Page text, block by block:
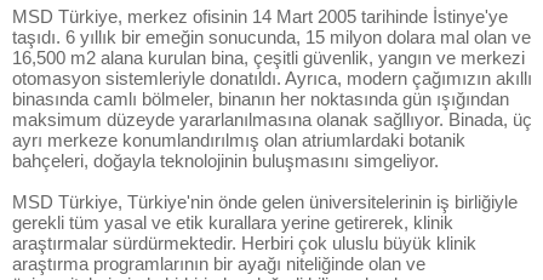
MSD Türkiye, merkez ofisinin 14 Mart 2005 tarihinde İstinye'ye
taşıdı. 6 yıllık bir emeğin sonucunda, 15 milyon dolara mal olan ve
16,500 m2 alana kurulan bina, çeşitli güvenlik, yangın ve merkezi
otomasyon sistemleriyle donatıldı. Ayrıca, modern çağımızın akıllı
binasında camlı bölmeler, binanın her noktasında gün ışığından
maksimum düzeyde yararlanılmasına olanak sağllıyor. Binada, üç
ayrı merkeze konumlandırılmış olan atriumlardaki botanik
bahçeleri, doğayla teknolojinin buluşmasını simgeliyor.
MSD Türkiye, Türkiye'nin önde gelen üniversitelerinin iş birliğiyle
gerekli tüm yasal ve etik kurallara yerine getirerek, klinik
araştırmalar sürdürmektedir. Herbiri çok uluslu büyük klinik
araştırma programlarının bir ayağı niteliğinde olan ve